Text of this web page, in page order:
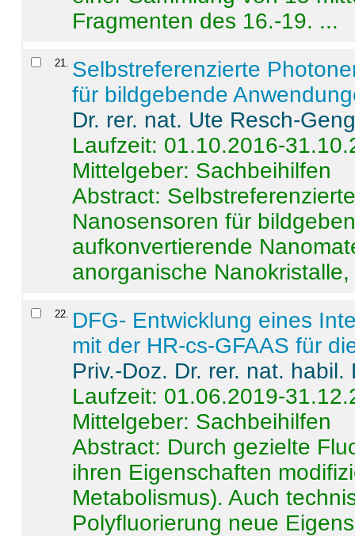
Fragmenten des 16.-19. ...
21
Selbstreferenzierte
für bildgebende
Dr. rer. nat. Ute Resch-
Laufzeit: 01.10.2016-
Mittelgeber: Sachbeihilfen
Abstract:
Nanosensoren für
aufkonvertierende
anorganische
22
DFG- Entwicklung eines
mit der HR-cs-GFAAS für
Priv.-Doz. Dr. rer. nat.
Laufzeit: 01.06.2019-
Mittelgeber: Sachbeihilfen
Abstract: Durch gezielte
ihren Eigenschaften
Metabolismus). Auch
Polyfluorierung neue